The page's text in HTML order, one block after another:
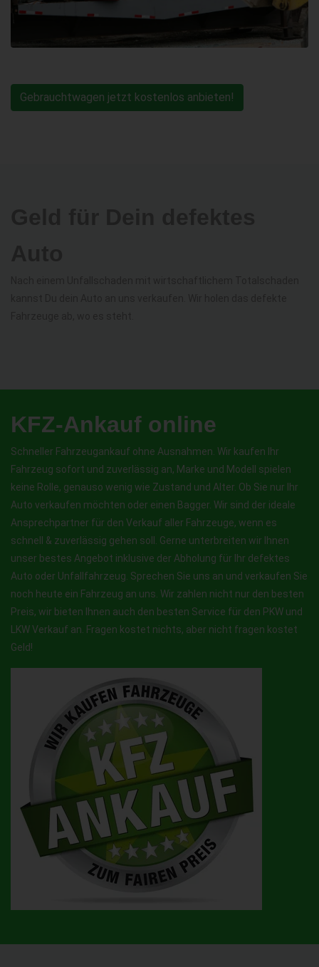
Gebrauchtwagen jetzt kostenlos anbieten!
KFZ-Ankauf online
Schneller Fahrzeugankauf ohne Ausnahmen. Wir kaufen Ihr
Fahrzeug sofort und zuverlässig an, Marke und Modell spielen
keine Rolle, genauso wenig wie Zustand und Alter. Ob Sie nur Ihr
Auto verkaufen möchten oder einen Bagger. Wir sind der ideale
Ansprechpartner für den Verkauf aller Fahrzeuge, wenn es
schnell & zuverlässig gehen soll. Gerne unterbreiten wir Ihnen
unser bestes Angebot inklusive der Abholung für Ihr defektes
Auto oder Unfallfahrzeug. Sprechen Sie uns an und verkaufen Sie
noch heute ein Fahrzeug an uns. Wir zahlen nicht nur den besten
Preis, wir bieten Ihnen auch den besten Service für den PKW und
LKW Verkauf an. Fragen kostet nichts, aber nicht fragen kostet
Geld!